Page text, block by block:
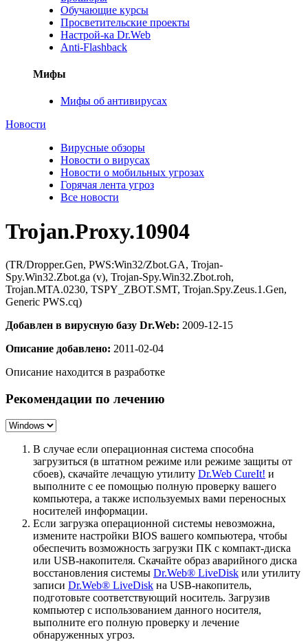
Обучающие курсы
Просветительские проекты
Настрой-ка Dr.Web
Anti-Flashback
Мифы
Мифы об антивирусах
Новости
Вирусные обзоры
Новости о вирусах
Новости о мобильных угрозах
Горячая лента угроз
Все новости
Trojan.Proxy.10904
(TR/Dropper.Gen, PWS:Win32/Zbot.GA, Trojan-
Spy.Win32.Zbot.ga (v), Trojan-Spy.Win32.Zbot.roh,
Trojan.MTA.0230, TSPY_ZBOT.SMT, Trojan.Spy.Zeus.1.Gen,
Generic PWS.cq)
Добавлен в вирусную базу Dr.Web: 2009-12-15
Описание добавлено: 2011-02-04
Описание находится в разработке
Рекомендации по лечению
В случае если операционная система способна
загрузиться (в штатном режиме или режиме защиты от
сбоев), скачайте лечащую утилиту Dr.Web CureIt! и
выполните с ее помощью полную проверку вашего
компьютера, а также используемых вами переносных
носителей информации.
Если загрузка операционной системы невозможна,
измените настройки BIOS вашего компьютера, чтобы
обеспечить возможность загрузки ПК с компакт-диска
или USB-накопителя. Скачайте образ аварийного диска
восстановления системы Dr.Web® LiveDisk или утилиту
записи Dr.Web® LiveDisk на USB-накопитель,
подготовьте соответствующий носитель. Загрузив
компьютер с использованием данного носителя,
выполните его полную проверку и лечение
обнаруженных угроз.